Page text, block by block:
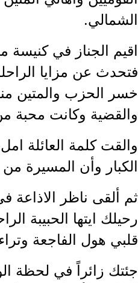
الشمالي.
اقيم الجناز في كنيسة
فتحدث عن مزايا
خسر الحزب والمتين
والقضية وكانت محبة من
والقت كلمة العائلة
الكبار وأن المسيرة
ثم ألقى ناظر الاذاعة
رحيلك ايتها الحبيبة
قلبي هول الفاجعة
جئتك زائراً في لحظة